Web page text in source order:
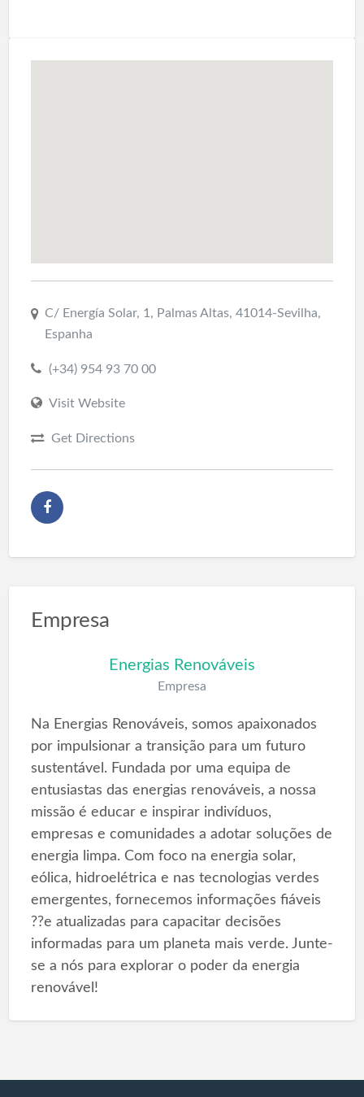
C/ Energía Solar, 1, Palmas Altas, 41014-Sevilha,
Espanha
(+34) 954 93 70 00
Visit Website
Get Directions
Empresa
Energias Renováveis
Empresa
Na Energias Renováveis, somos apaixonados
por impulsionar a transição para um futuro
sustentável. Fundada por uma equipa de
entusiastas das energias renováveis, a nossa
missão é educar e inspirar indivíduos,
empresas e comunidades a adotar soluções de
energia limpa. Com foco na energia solar,
eólica, hidroelétrica e nas tecnologias verdes
emergentes, fornecemos informações fiáveis
??e atualizadas para capacitar decisões
informadas para um planeta mais verde. Junte-
se a nós para explorar o poder da energia
renovável!